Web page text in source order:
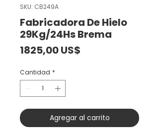
SKU: CB249A
Fabricadora De Hielo
29Kg/24Hs Brema
1825,00 US$
Cantidad *
Agregar al carrito